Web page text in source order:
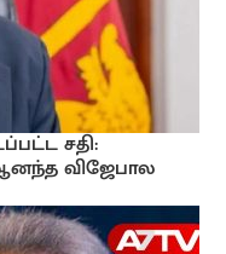
சதி:
விஜேபால